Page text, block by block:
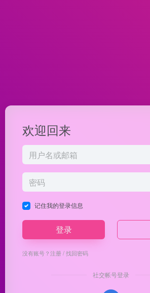
欢迎回来
记住我的登录信息
登录
没有账号？注册/找回密码
社交帐号登录